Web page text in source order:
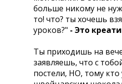
больше никому не
то! что? ты хочешь
уроков?" - Это
Ты приходишь на
заявляешь, что с
постели, HО, тому кто